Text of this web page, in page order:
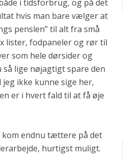
i tidsforbrug, og på det
hvis man bare vælger at
penslen” til alt fra små
lister, fodpaneler og rør til
som hele dørsider og
så lige nøjagtigt spare den
jeg ikke kunne sige her,
er i hvert fald til at få øje
kom endnu tættere på det
hurtigst muligt.